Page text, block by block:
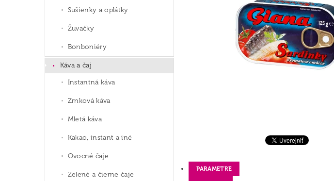
Sušienky a oplátky
Žuvačky
Bonboniéry
Káva a čaj
Instantná káva
Zrnková káva
Mletá káva
Kakao, instant a iné
Ovocné čaje
Zelené a čierne čaje
PARAMETRE